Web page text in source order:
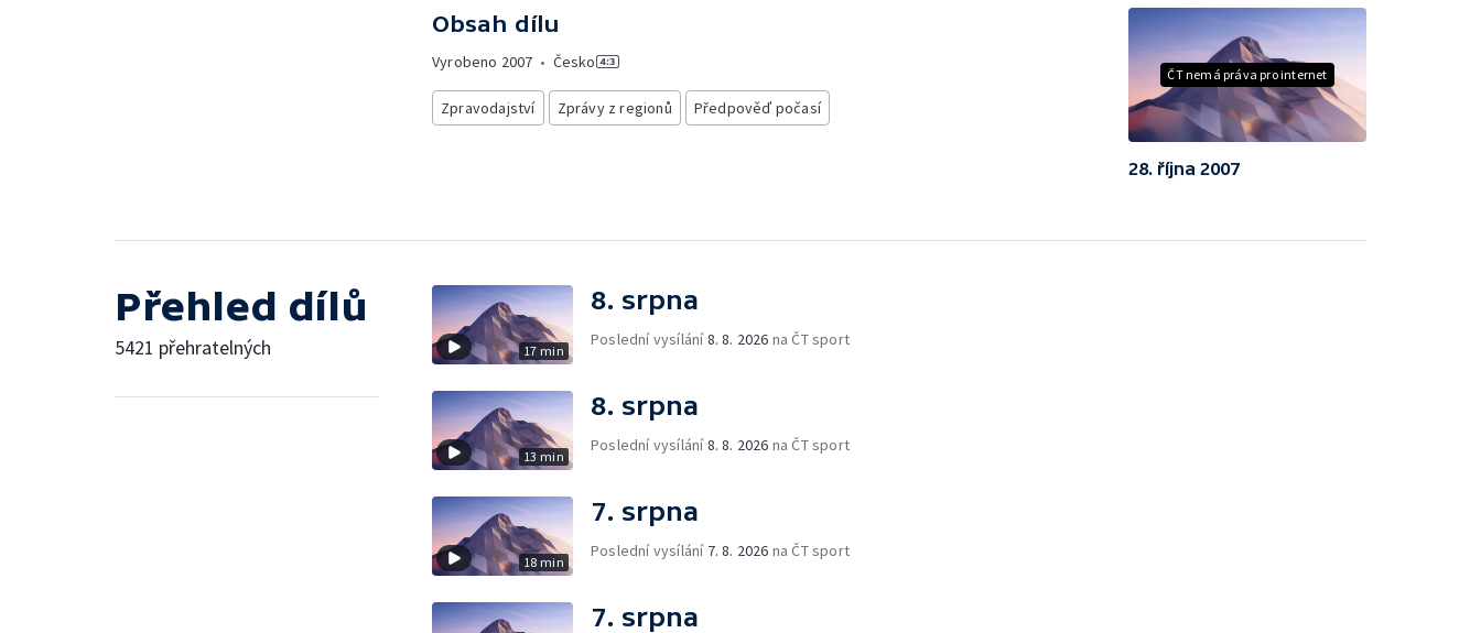
Obsah dílu
Vyrobeno 2007 • Česko
Zpravodajství Zprávy z regionů Předpověď počasí
ČT nemá práva pro internet
28. října 2007
Přehled dílů
5421 přehratelných 17 min
8. srpna
Poslední vysílání8. 8. 2026 na ČT sport
13 min
8. srpna
Poslední vysílání8. 8. 2026 na ČT sport
18 min
7. srpna
Poslední vysílání 7. 8. 2026 na ČT sport
7. srpna